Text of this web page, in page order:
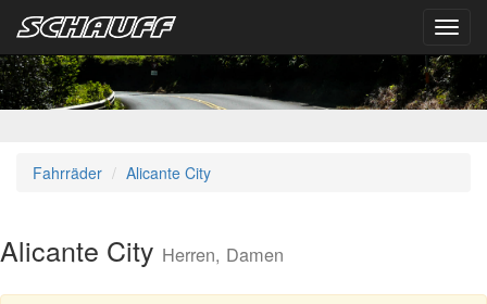
Fahrräder Alicante City
Alicante City Herren, Damen